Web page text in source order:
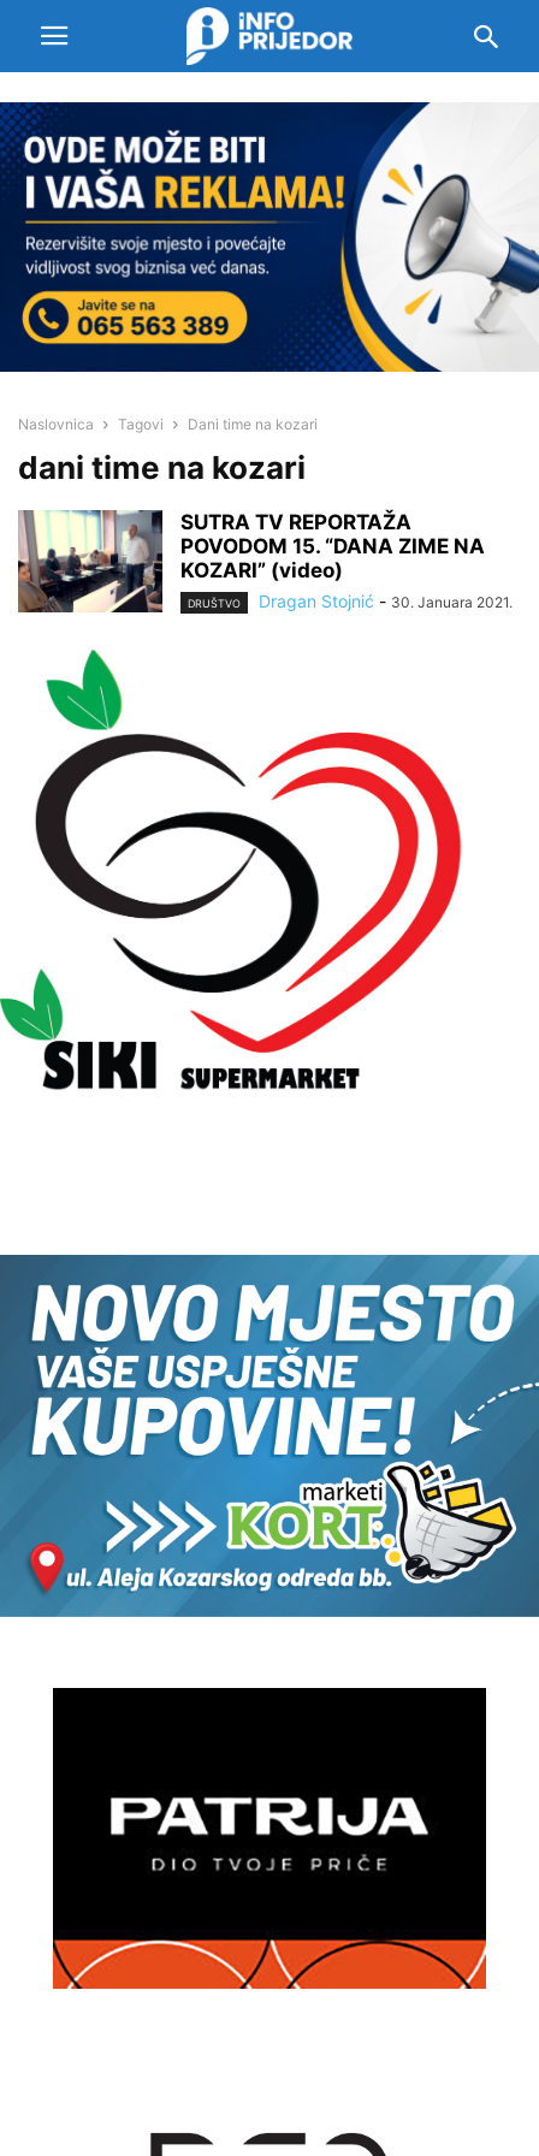
Naslovnica Tagovi Dani time na kozari
dani time na kozari
SUTRA TV REPORTAŽA
POVODOM 15. “DANA ZIME NA
KOZARI” (video)
DRUŠTVO Dragan Stojnić - 30. Januara 2021.